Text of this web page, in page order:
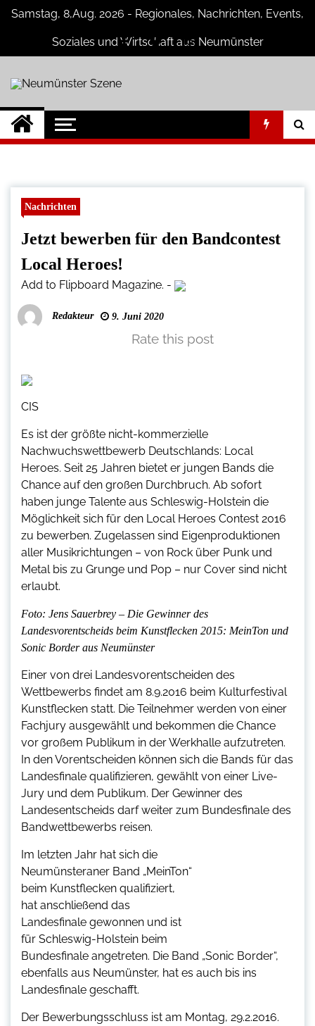
SkipSamstag, 8,Aug. 2026 - Regionales, Nachrichten, Events,
Soziales und Wirtschaft aus Neumünster
Neumünster Szene
Neuigkeiten und Nachrichten aus
Neumünster und Umgebung
Nachrichten
Jetzt bewerben für den Bandcontest
Local Heroes!
Add to Flipboard Magazine. -
Redakteur 9. Juni 2020
Rate this post
CIS
Es ist der größte nicht-kommerzielle
Nachwuchswettbewerb Deutschlands: Local
Heroes. Seit 25 Jahren bietet er jungen Bands die
Chance auf den großen Durchbruch. Ab sofort
haben junge Talente aus Schleswig-Holstein die
Möglichkeit sich für den Local Heroes Contest 2016
zu bewerben. Zugelassen sind Eigenproduktionen
aller Musikrichtungen – von Rock über Punk und
Metal bis zu Grunge und Pop – nur Cover sind nicht
erlaubt.
Foto: Jens Sauerbrey – Die Gewinner des
Landesvorentscheids beim Kunstflecken 2015: MeinTon und
Sonic Border aus Neumünster
Einer von drei Landesvorentscheiden des
Wettbewerbs findet am 8.9.2016 beim Kulturfestival
Kunstflecken statt. Die Teilnehmer werden von einer
Fachjury ausgewählt und bekommen die Chance
vor großem Publikum in der Werkhalle aufzutreten.
In den Vorentscheiden können sich die Bands für das
Landesfinale qualifizieren, gewählt von einer Live-
Jury und dem Publikum. Der Gewinner des
Landesentscheids darf weiter zum Bundesfinale des
Bandwettbewerbs reisen.
Im letzten Jahr hat sich die
Neumünsteraner Band „MeinTon“
beim Kunstflecken qualifiziert,
hat anschließend das
Landesfinale gewonnen und ist
für Schleswig-Holstein beim
Bundesfinale angetreten. Die Band „Sonic Border“,
ebenfalls aus Neumünster, hat es auch bis ins
Landesfinale geschafft.
Der Bewerbungsschluss ist am Montag, 29.2.2016.